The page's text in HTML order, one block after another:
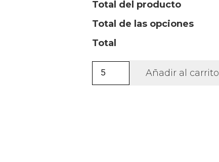
Total del producto
Total de las opciones
Total
Camisa
Mao
Añadir al carrito